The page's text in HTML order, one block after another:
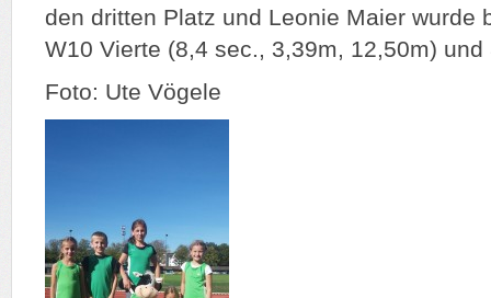
den dritten Platz und Leonie Maier wurde
W10 Vierte (8,4 sec., 3,39m, 12,50m)
Foto: Ute Vögele